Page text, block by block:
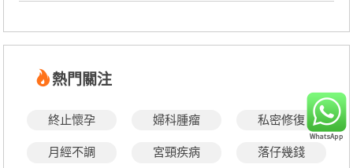
熱門關注
終止懷孕 婦科腫瘤 私密修復
月經不調 宮頸疾病 落仔幾錢